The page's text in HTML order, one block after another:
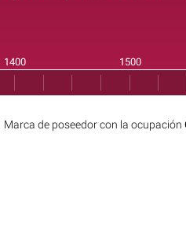
Marca de poseedor con la ocupación